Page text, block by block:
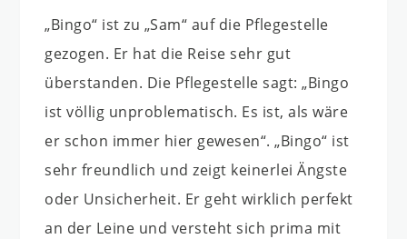
„Bingo“ ist zu „Sam“ auf die Pflegestelle
gezogen. Er hat die Reise sehr gut
überstanden. Die Pflegestelle sagt: „Bingo
ist völlig unproblematisch. Es ist, als wäre
er schon immer hier gewesen“. „Bingo“ ist
sehr freundlich und zeigt keinerlei Ängste
oder Unsicherheit. Er geht wirklich perfekt
an der Leine und versteht sich prima mit